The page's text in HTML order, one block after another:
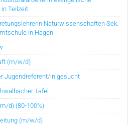
Teilzeit
Naturwissenschaften Sek.
in Hagen
(m/w/d)
Jugendreferent/in gesucht
Tafel
d) (80-100%)
(m/w/d)